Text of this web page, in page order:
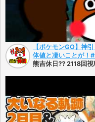
【ポケモンGO】神
体値と凄いことが！
熊吉休日?? 2118回